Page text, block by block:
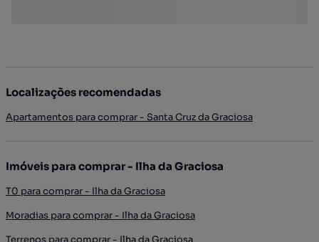
Localizações recomendadas
Apartamentos para comprar - Santa Cruz da Graciosa
Imóveis para comprar - Ilha da Graciosa
T0 para comprar - Ilha da Graciosa
Moradias para comprar - Ilha da Graciosa
Terrenos para comprar - Ilha da Graciosa